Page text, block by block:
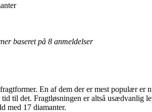
baseret på 8 anmeldelser
En af dem der er mest populær er
tid til det. Fragtløsningen er altså
med 17 diamanter.